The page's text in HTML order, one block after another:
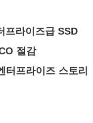
프라이즈급 SSD
절감
터프라이즈 스토리